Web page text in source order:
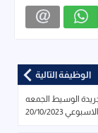
الوظيفة التالية
الوسيط الجمعه
الاسبوعي 20/10/2023